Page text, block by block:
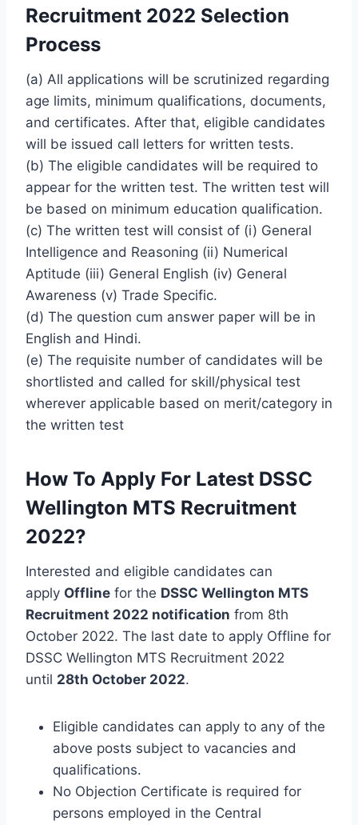
Recruitment 2022 Selection
Process
(a) All applications will be scrutinized regarding
age limits, minimum qualifications, documents,
and certificates. After that, eligible candidates
will be issued call letters for written tests.
(b) The eligible candidates will be required to
appear for the written test. The written test will
be based on minimum education qualification.
(c) The written test will consist of (i) General
Intelligence and Reasoning (ii) Numerical
Aptitude (iii) General English (iv) General
Awareness (v) Trade Specific.
(d) The question cum answer paper will be in
English and Hindi.
(e) The requisite number of candidates will be
shortlisted and called for skill/physical test
wherever applicable based on merit/category in
the written test
How To Apply For Latest DSSC
Wellington MTS Recruitment
2022?
Interested and eligible candidates can
apply Offline for the DSSC Wellington MTS
Recruitment 2022 notification from 8th
October 2022. The last date to apply Offline for
DSSC Wellington MTS Recruitment 2022
until 28th October 2022.
Eligible candidates can apply to any of the
above posts subject to vacancies and
qualifications.
No Objection Certificate is required for
persons employed in the Central